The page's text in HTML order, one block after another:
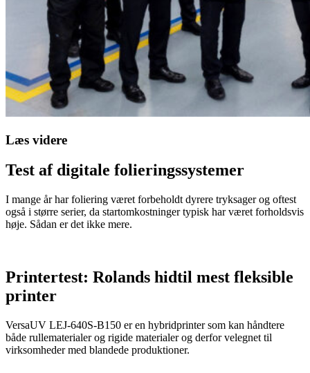
Læs videre
Test af digitale folieringssystemer
I mange år har foliering været forbeholdt dyrere tryksager og oftest
også i større serier, da startomkostninger typisk har været forholdsvis
høje. Sådan er det ikke mere.
Printertest: Rolands hidtil mest fleksible
printer
VersaUV LEJ-640S-B150 er en hybridprinter som kan håndtere
både rullematerialer og rigide materialer og derfor velegnet til
virksomheder med blandede produktioner.